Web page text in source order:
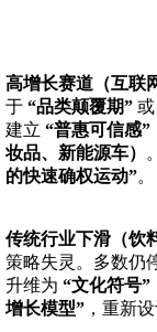
高增长赛道（互联
于 “品类颠覆期” 或
建立 “普惠可信感”
妆品、新能源车）
的快速确权运动”。
传统行业下滑（饮
策略失灵。多数仍
升维为 “文化符号”
增长模型” ，重新